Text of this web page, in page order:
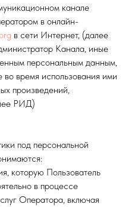
канале
в онлайн-
в сети Интернет, (далее
Канала, иные
персональным данным,
во время использования ими
произведений,
РИД)
под персональной
которую Пользователь
в процессе
Оператора, включая